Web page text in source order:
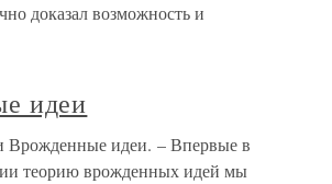
доказал возможность и
идеи
Врожденные идеи. – Впервые в
теорию врожденных идей мы